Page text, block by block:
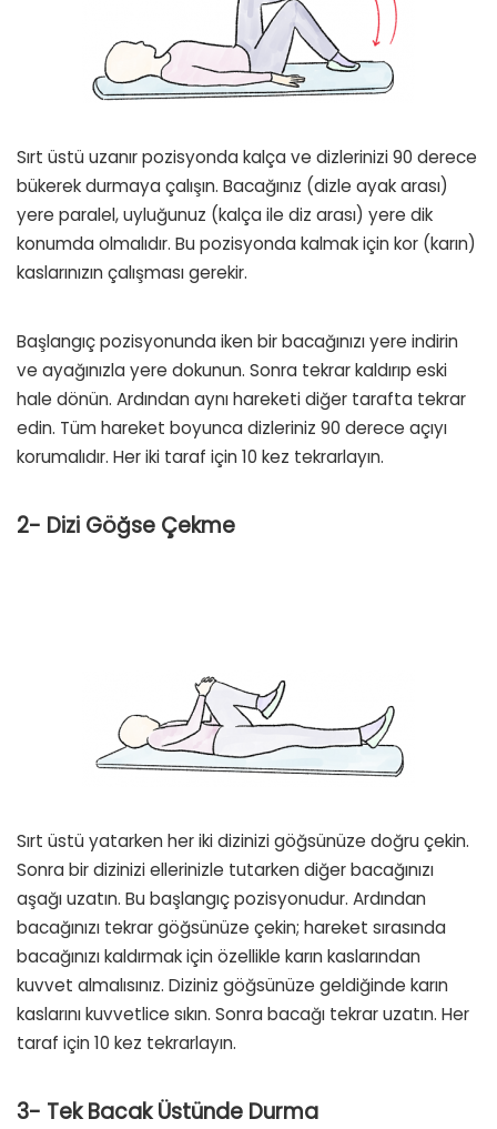
Sırt üstü uzanır pozisyonda kalça ve dizlerinizi 90 derece
bükerek durmaya çalışın. Bacağınız (dizle ayak arası)
yere paralel, uyluğunuz (kalça ile diz arası) yere dik
konumda olmalıdır. Bu pozisyonda kalmak için kor (karın)
kaslarınızın çalışması gerekir.
Başlangıç pozisyonunda iken bir bacağınızı yere indirin
ve ayağınızla yere dokunun. Sonra tekrar kaldırıp eski
hale dönün. Ardından aynı hareketi diğer tarafta tekrar
edin. Tüm hareket boyunca dizleriniz 90 derece açıyı
korumalıdır. Her iki taraf için 10 kez tekrarlayın.
2- Dizi Göğse Çekme
Sırt üstü yatarken her iki dizinizi göğsünüze doğru çekin.
Sonra bir dizinizi ellerinizle tutarken diğer bacağınızı
aşağı uzatın. Bu başlangıç pozisyonudur. Ardından
bacağınızı tekrar göğsünüze çekin; hareket sırasında
bacağınızı kaldırmak için özellikle karın kaslarından
kuvvet almalısınız. Diziniz göğsünüze geldiğinde karın
kaslarını kuvvetlice sıkın. Sonra bacağı tekrar uzatın. Her
taraf için 10 kez tekrarlayın.
3- Tek Bacak Üstünde Durma